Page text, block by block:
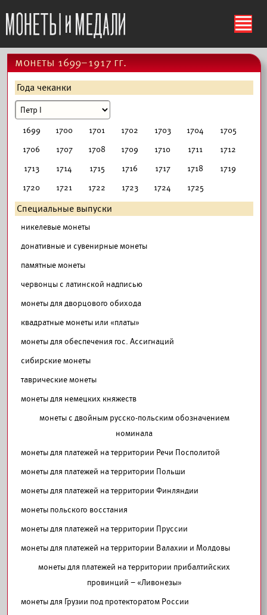
ś
монеты 1699–1917 гг.
Года чеканки
1699 1700 1701 1702 1703 1704
1705
1706
1707 1708 1709 1710 1711
1712
1713
1714 1715 1716 1717 1718
1719
1720
1721 1722 1723 1724 1725
Специальные выпуски
никелевые монеты
донативные и сувенирные монеты
памятные монеты
червонцы с латинской надписью
монеты для дворцового обихода
квадратные монеты или «платы»
монеты для обеспечения гос. Ассигнаций
сибирские монеты
таврические монеты
монеты для немецких княжеств
монеты с двойным русско-польским обозначением
номинала
монеты для платежей на территории Речи Посполитой
монеты для платежей на территории Польши
монеты для платежей на территории Финляндии
монеты польского восстания
монеты для платежей на территории Пруссии
монеты для платежей на территории Валахии и Молдовы
монеты для платежей на территории прибалтийских
провинций – «Ливонезы»
монеты для Грузии под протекторатом России